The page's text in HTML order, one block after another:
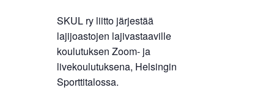
SKUL ry liitto järjestää
lajijoastojen lajivastaaville
koulutuksen Zoom- ja
livekoulutuksena, Helsingin
Sporttitalossa.